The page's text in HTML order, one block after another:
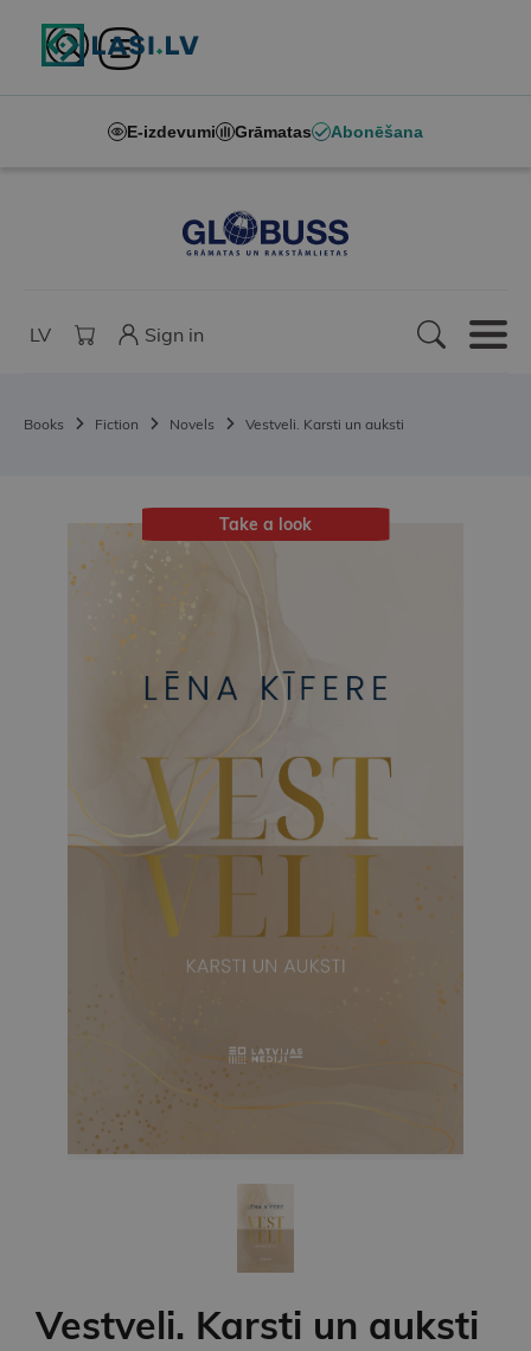
E-izdevumi Grāmatas Abonēšana
LV Sign in
Books Fiction Novels Vestveli. Karsti un auksti
Take a look
Vestveli. Karsti un auksti